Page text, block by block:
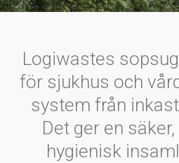
Logiwastes
för sjukhus och
system från
Det ger en
hygienisk